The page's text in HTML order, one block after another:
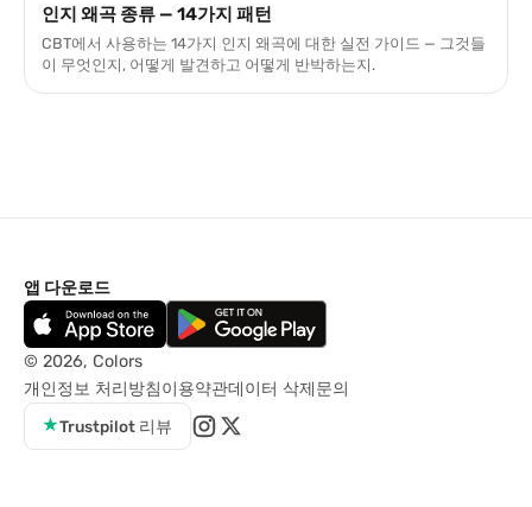
인지 왜곡 종류 — 14가지 패턴
CBT에서 사용하는 14가지 인지 왜곡에 대한 실전 가이드 — 그것들
이 무엇인지, 어떻게 발견하고 어떻게 반박하는지.
앱 다운로드
© 2026, Colors
개인정보 처리방침이용약관데이터 삭제문의
★Trustpilot 리뷰